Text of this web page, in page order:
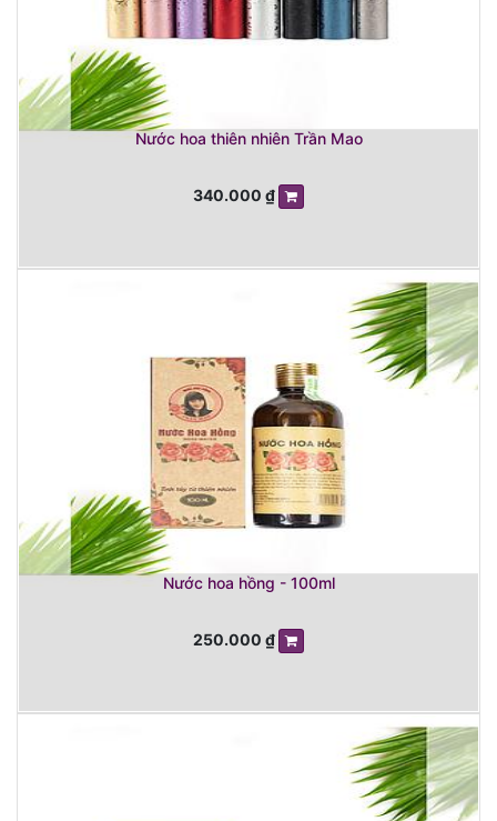
Nước hoa thiên nhiên Trần Mao
340.000 ₫
Nước hoa hồng - 100ml
250.000 ₫